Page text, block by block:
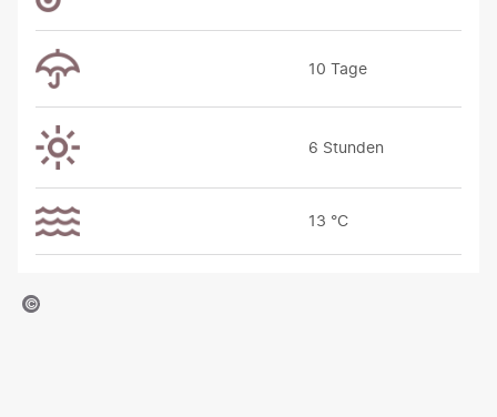
10 Tage
6 Stunden
13 °C
Krakowiak - gty